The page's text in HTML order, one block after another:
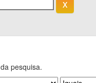
pesquisa.